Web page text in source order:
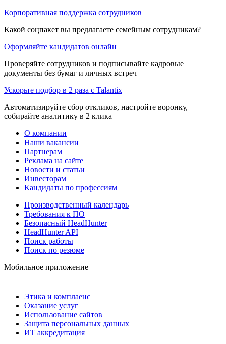
Корпоративная поддержка сотрудников
Какой соцпакет вы предлагаете семейным сотрудникам?
Оформляйте кандидатов онлайн
Проверяйте сотрудников и подписывайте кадровые
документы без бумаг и личных встреч
Ускорьте подбор в 2 раза с Talantix
Автоматизируйте сбор откликов, настройте воронку,
собирайте аналитику в 2 клика
О компании
Наши вакансии
Партнерам
Реклама на сайте
Новости и статьи
Инвесторам
Кандидаты по профессиям
Производственный календарь
Требования к ПО
Безопасный HeadHunter
HeadHunter API
Поиск работы
Поиск по резюме
Мобильное приложение
Этика и комплаенс
Оказание услуг
Использование сайтов
Защита персональных данных
ИТ аккредитация